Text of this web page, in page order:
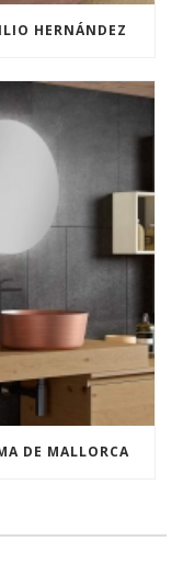
HERNÁNDEZ
DE MALLORCA